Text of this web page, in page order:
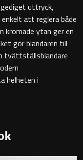
uttryck,
att reglera både
kromade ytan ger en
gör blandaren till
tvättställsblandare
helheten i